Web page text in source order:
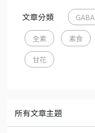
文章分類 GABA
全素 素食
甘花
所有文章主題